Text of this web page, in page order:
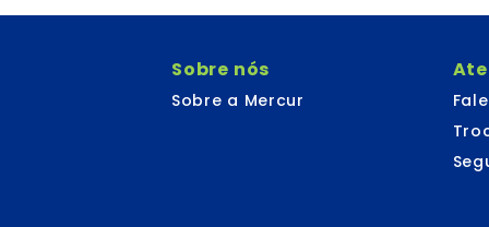
Sobre nós
Sobre a Mercur